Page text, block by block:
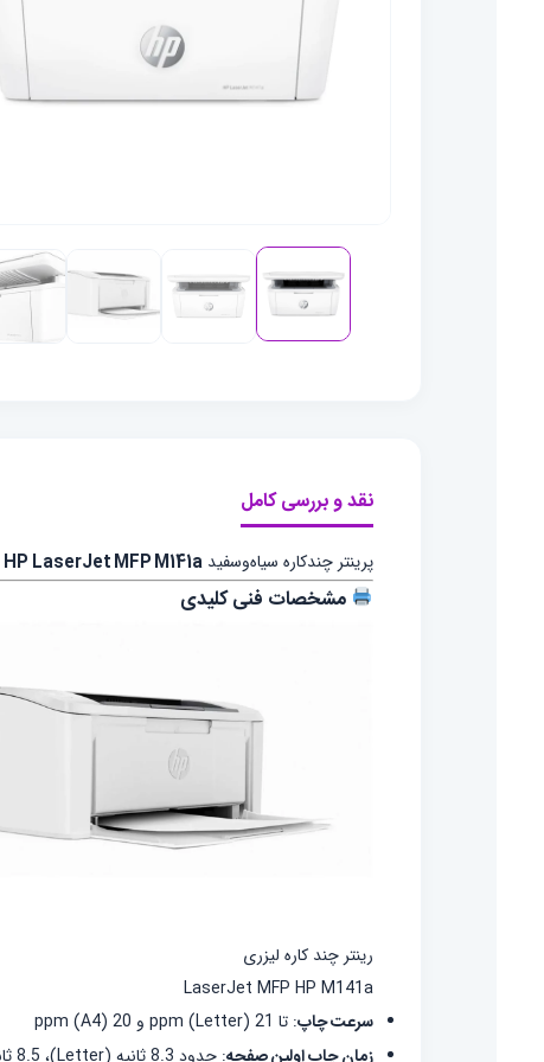
نقد و بررسی کامل
پرینتر چندکاره سیاه‌وسفیدHP LaserJet MFP M141a
مشخصات فنی کلیدی
رینتر چند کاره لیزری
LaserJet MFP HP M141a
سرعت چاپ: تا 21 ppm (Letter) و 20 ppm (A4)
: حدود 8.3 ثانیه (Letter)، 8.5 ثانیه (A4)